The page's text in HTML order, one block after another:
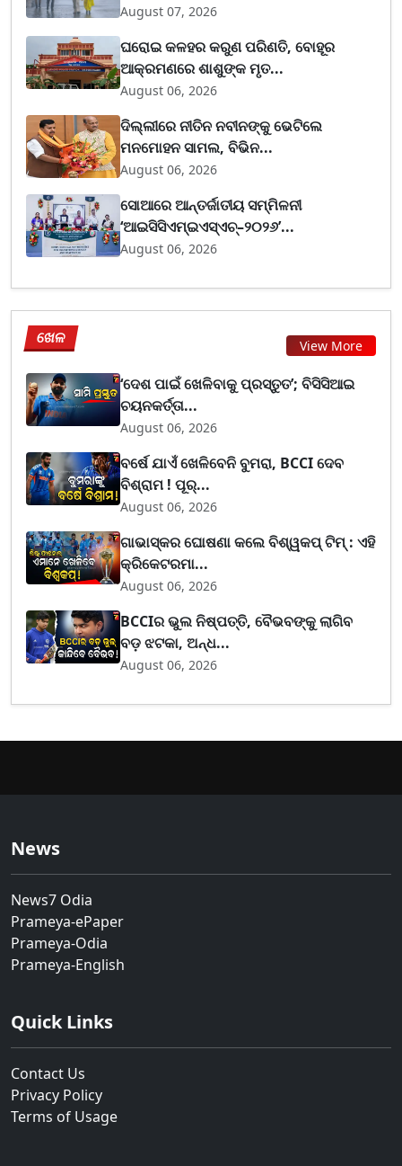
August 07, 2026
ଘରୋଇ କଳହର କରୁଣ ପରିଣତି, ବୋହୂର
ଆକ୍ରମଣରେ ଶାଶୁଙ୍କ ମୃତ...
August 06, 2026
ଦିଲ୍ଲୀରେ ନୀତିନ ନବୀନଙ୍କୁ ଭେଟିଲେ
ମନମୋହନ ସାମଲ, ବିଭିନ...
August 06, 2026
ସୋଆରେ ଆନ୍ତର୍ଜାତୀୟ ସମ୍ମିଳନୀ
‘ଆଇସିସିଏମ୍ଇଏସ୍ଏଚ୍–୨୦୨୬’...
August 06, 2026
ଖେଳ View More
‘ଦେଶ ପାଇଁ ଖେଳିବାକୁ ପ୍ରସ୍ତୁତ’; ବିସିସିଆଇ
ଚୟନକର୍ତ୍ତା...
August 06, 2026
ବର୍ଷେ ଯାଏଁ ଖେଳିବେନି ବୁମରା, BCCI ଦେବ
ବିଶ୍ରାମ ! ପୂର୍...
August 06, 2026
ଗାଭାସ୍କର ଘୋଷଣା କଲେ ବିଶ୍ୱକପ୍ ଟିମ୍ : ଏହି
କ୍ରିକେଟରମା...
August 06, 2026
BCCIର ଭୁଲ ନିଷ୍ପତ୍ତି, ବୈଭବଙ୍କୁ ଲାଗିବ
ବଡ଼ ଝଟକା, ଅନ୍ଧ...
August 06, 2026
News
News7 Odia
Prameya-ePaper
Prameya-Odia
Prameya-English
Quick Links
Contact Us
Privacy Policy
Terms of Usage